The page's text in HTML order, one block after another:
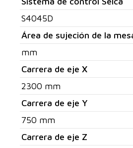
S4045D
Área de sujeción de la
mm
Carrera de eje X
2300 mm
Carrera de eje Y
750 mm
Carrera de eje Z